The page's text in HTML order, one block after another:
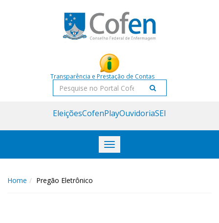
Transparência e Prestação de Contas
Pesquisar
EleiçõesCofenPlayOuvidoriaSEI
Toggle
navigation
Home Pregão Eletrônico